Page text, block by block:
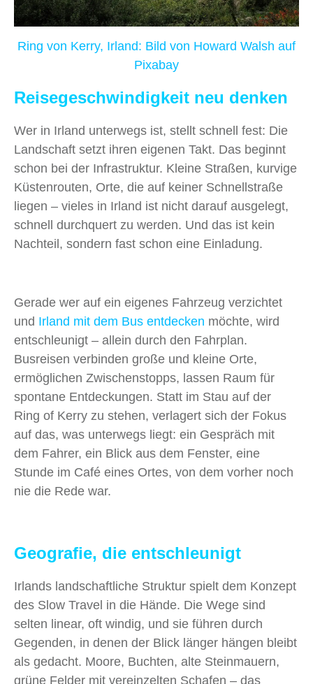
Ring von Kerry, Irland: Bild von Howard Walsh auf
Pixabay
Reisegeschwindigkeit neu denken
Wer in Irland unterwegs ist, stellt schnell fest: Die
Landschaft setzt ihren eigenen Takt. Das beginnt
schon bei der Infrastruktur. Kleine Straßen, kurvige
Küstenrouten, Orte, die auf keiner Schnellstraße
liegen – vieles in Irland ist nicht darauf ausgelegt,
schnell durchquert zu werden. Und das ist kein
Nachteil, sondern fast schon eine Einladung.
Gerade wer auf ein eigenes Fahrzeug verzichtet
und Irland mit dem Bus entdecken möchte, wird
entschleunigt – allein durch den Fahrplan.
Busreisen verbinden große und kleine Orte,
ermöglichen Zwischenstopps, lassen Raum für
spontane Entdeckungen. Statt im Stau auf der
Ring of Kerry zu stehen, verlagert sich der Fokus
auf das, was unterwegs liegt: ein Gespräch mit
dem Fahrer, ein Blick aus dem Fenster, eine
Stunde im Café eines Ortes, von dem vorher noch
nie die Rede war.
Geografie, die entschleunigt
Irlands landschaftliche Struktur spielt dem Konzept
des Slow Travel in die Hände. Die Wege sind
selten linear, oft windig, und sie führen durch
Gegenden, in denen der Blick länger hängen bleibt
als gedacht. Moore, Buchten, alte Steinmauern,
grüne Felder mit vereinzelten Schafen – das